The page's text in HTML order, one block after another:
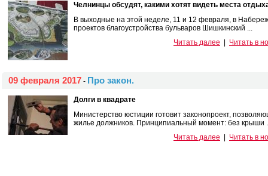
Челнинцы обсудят, какими хотят видеть места
В выходные на этой неделе, 11 и 12 февраля, в
проектов благоустройства бульваров Шишкинский ...
Читать далее
Читать в
09 февраля 2017 - Про закон.
Долги в квадрате
Министерство юстиции готовит законопроект,
жилье должников. Принципиальный момент: без крыши
Читать далее
Читать в